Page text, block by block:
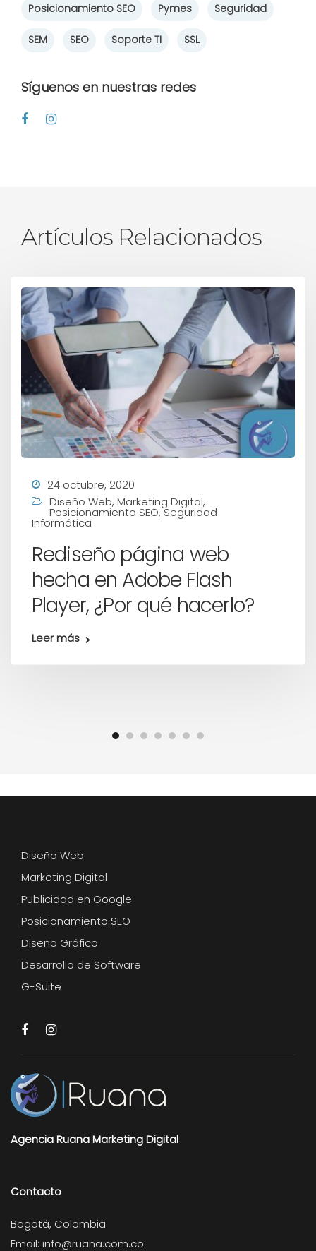
Posicionamiento SEO Pymes Seguridad
SEM SEO Soporte TI SSL
Síguenos en nuestras redes
Artículos Relacionados
24 octubre, 2020
Diseño Web, Marketing Digital,
Posicionamiento SEO,Seguridad
Informática
Rediseño página web
hecha en Adobe Flash
Player, ¿Por qué hacerlo?
Leer más
Diseño Web
Marketing Digital
Publicidad en Google
Posicionamiento SEO
Diseño Gráfico
Desarrollo de Software
G-Suite
Agencia Ruana Marketing Digital
Contacto
Bogotá, Colombia
Email: info@ruana.com.co